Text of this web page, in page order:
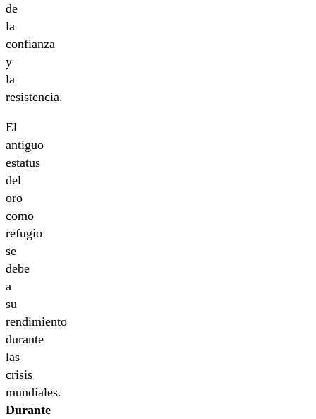
de
la
confianza
y
la
resistencia.
El
antiguo
estatus
del
oro
como
refugio
se
debe
a
su
rendimiento
durante
las
crisis
mundiales.
Durante